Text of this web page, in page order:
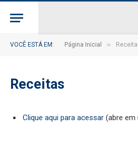
VOCÊ ESTÁ EM: Página Inicial »
Receitas
Clique aqui para acessar (abre em